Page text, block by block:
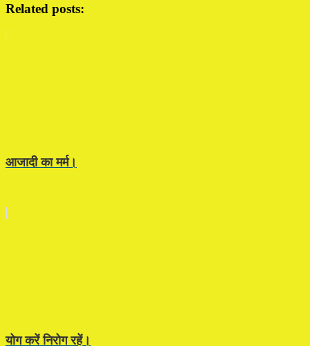
Related posts:
आजादी का मर्म।
योग करें निरोग रहें।